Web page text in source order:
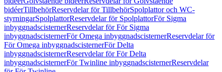
bidéerTillbehörReservdelar för TillbehörSpolplattor och WC-
styrningarSpolplattorReservdelar för SpolplattorFör Sigma
inbyggnadscisternerReservdelar för För Sigma
inbyggnadscisternerFör Omega inbyggnadscisternerReservdelar för
För Omega inbyggnadscisternerFör Delta
inbyggnadscisternerReservdelar för För Delta
inbyggnadscisternerFör Twinline inbyggnadscisternerReservdelar